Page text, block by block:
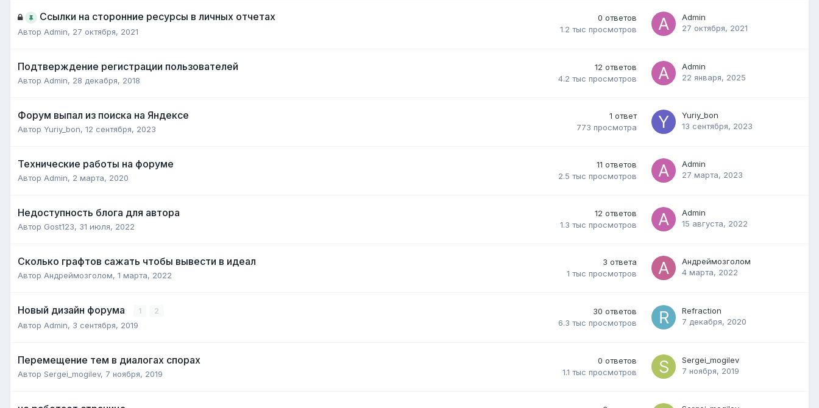
Ссылки на сторонние ресурсы в личных отчетах
Автор Admin, 27 октября, 2021
0 ответов
1.2 тыс просмотров
Admin
27 октября, 2021
Подтверждение регистрации пользователей
Автор Admin, 28 декабря, 2018
12 ответов
4.2 тыс просмотров
Admin
22 января, 2025
Форум выпал из поиска на Яндексе
Автор Yuriy_bon, 12 сентября, 2023
1 ответ
773 просмотра
Yuriy_bon
13 сентября, 2023
Технические работы на форуме
Автор Admin, 2 марта, 2020
11 ответов
2.5 тыс просмотров
Admin
27 марта, 2023
Недоступность блога для автора
Автор Gost123, 31 июля, 2022
12 ответов
1.3 тыс просмотров
Admin
15 августа, 2022
Сколько графтов сажать чтобы вывести в идеал
Автор Андреймозголом, 1 марта, 2022
3 ответа
1 тыс просмотров
Андреймозголом
4 марта, 2022
Новый дизайн форума 1 2
Автор Admin, 3 сентября, 2019
30 ответов
6.3 тыс просмотров
Refraction
7 декабря, 2020
Перемещение тем в диалогах спорах
Автор Sergei_mogilev, 7 ноября, 2019
0 ответов
1.1 тыс просмотров
Sergei_mogilev
7 ноября, 2019